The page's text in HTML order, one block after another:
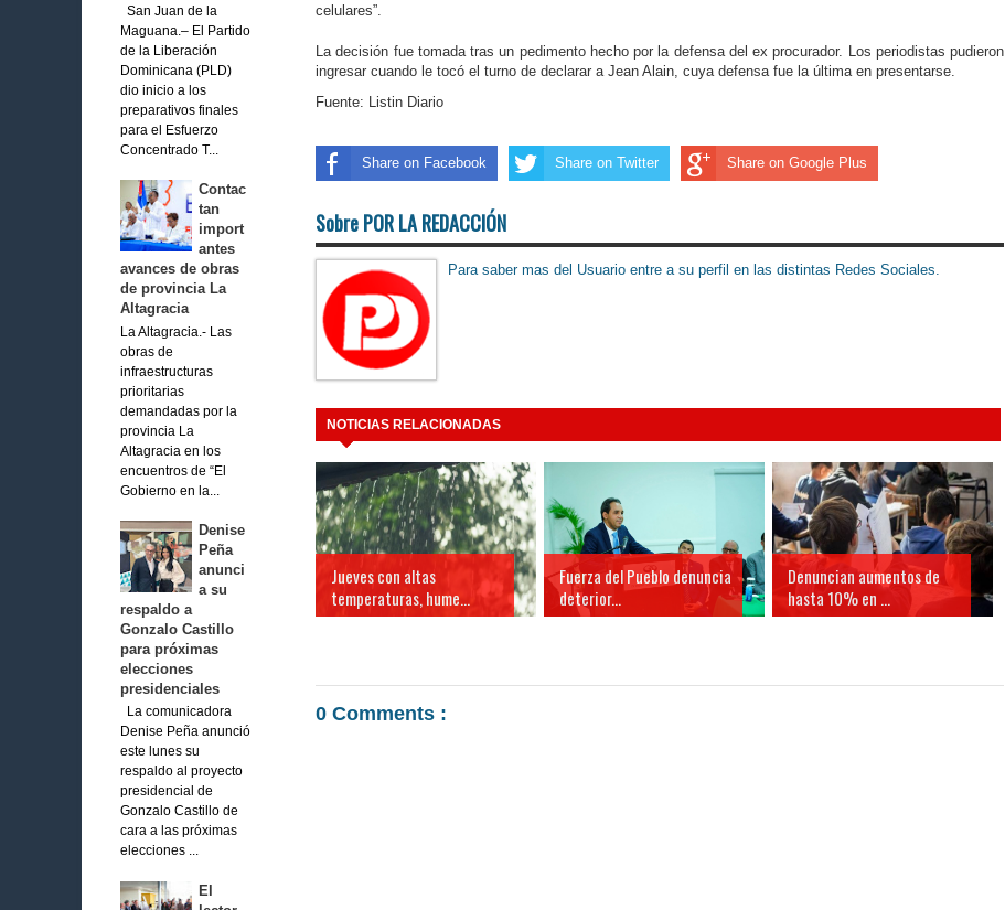
San Juan de la
Maguana.– El Partido
de la Liberación
Dominicana (PLD)
dio inicio a los
preparativos finales
para el Esfuerzo
Concentrado T...
Contac
tan
import
antes
avances de obras
de provincia La
Altagracia
La Altagracia.- Las
obras de
infraestructuras
prioritarias
demandadas por la
provincia La
Altagracia en los
encuentros de “El
Gobierno en la...
Denise
Peña
anunci
a su
respaldo a
Gonzalo Castillo
para próximas
elecciones
presidenciales
La comunicadora
Denise Peña anunció
este lunes su
respaldo al proyecto
presidencial de
Gonzalo Castillo de
cara a las próximas
elecciones ...
El
celulares”.
La decisión fue tomada tras un pedimento hecho por la defensa del ex procurador. Los periodistas pudieron
ingresar cuando le tocó el turno de declarar a Jean Alain, cuya defensa fue la última en presentarse.
Fuente: Listin Diario
Share on Facebook Share on Twitter Share on Google Plus
Sobre POR LA REDACCIÓN
Para saber mas del Usuario entre a su perfil en las distintas Redes Sociales.
NOTICIAS RELACIONADAS
Jueves con altas
temperaturas, hume...
Fuerza del Pueblo denuncia
deterior...
Denuncian aumentos de
hasta 10% en ...
0 Comments :